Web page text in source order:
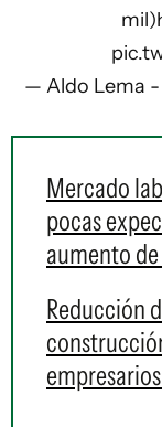
mil)
— Aldo Lema -
Mercado
pocas
aumento
Reducción